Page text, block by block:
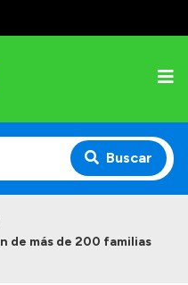
Buscar
de más de 200 familias